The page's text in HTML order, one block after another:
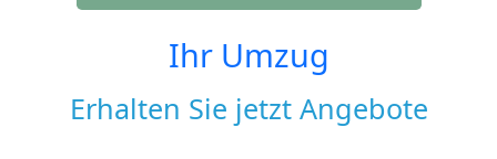
Ihr Umzug
Erhalten Sie jetzt Angebote